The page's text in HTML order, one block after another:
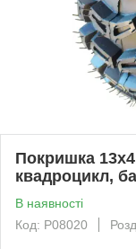
Покришка
квадроцикл,
В наявності
Код: P08020